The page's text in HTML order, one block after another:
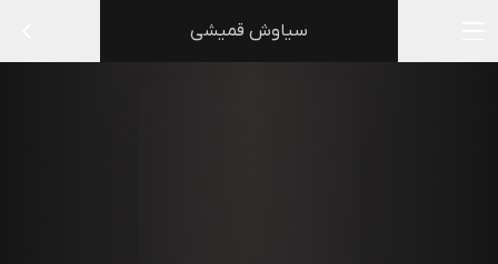
سیاوش قمیشی